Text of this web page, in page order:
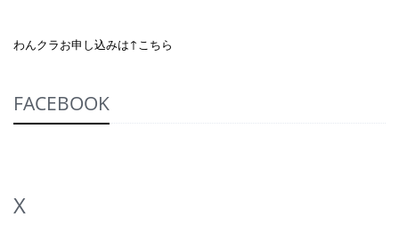
わんクラお申し込みは↑こちら
FACEBOOK
X